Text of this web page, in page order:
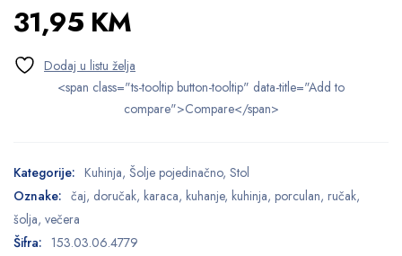
31,95 KM
<span class="ts-tooltip button-tooltip" data-title="Add to
compare">Compare</span>
Kategorije: Kuhinja, Šolje pojedinačno, Stol
Oznake: čaj, doručak, karaca, kuhanje, kuhinja, porculan, ručak,
šolja, večera
Šifra: 153.03.06.4779